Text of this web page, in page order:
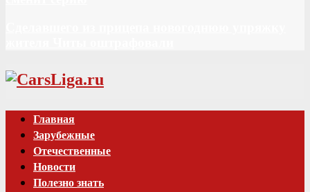
Vk
Главная
Зарубежные
Отечественные
Новости
Полезно знать